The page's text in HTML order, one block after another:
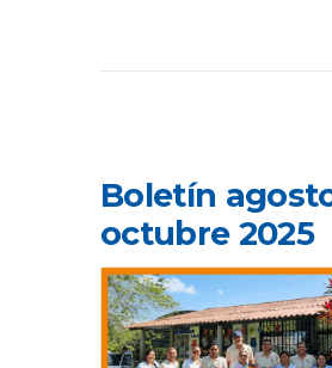
Boletín
octubre 2025